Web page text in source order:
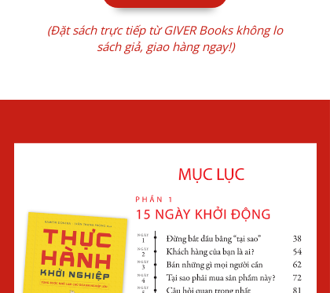
(Đặt sách trực tiếp từ GIVER Books không lo
sách giả, giao hàng ngay!)